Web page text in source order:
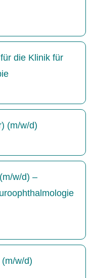
die Klinik für
(m/w/d)
w/d) –
w/d)